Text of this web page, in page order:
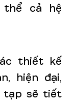
thể cả hệ
thiết kế
hiện đại,
tạp sẽ tiết